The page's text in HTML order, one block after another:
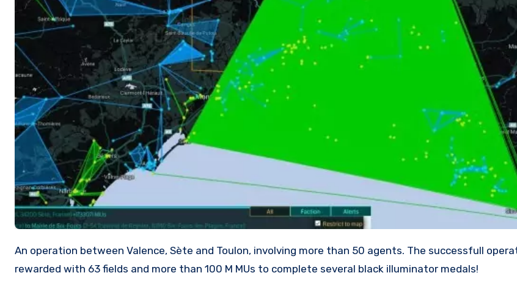
An operation between Valence, Sète and Toulon, involving more than 50 agents. The successfull operation was
rewarded with 63 fields and more than 100 M MUs to complete several black illuminator medals!